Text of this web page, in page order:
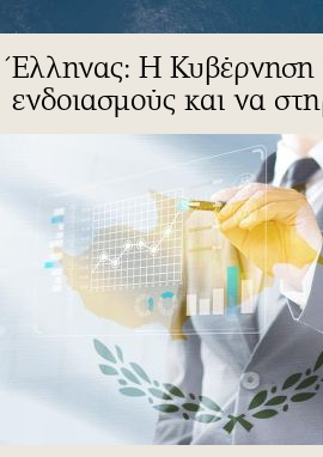
Έλληνας: Η Κυβέρνηση
ενδοιασμούς και να